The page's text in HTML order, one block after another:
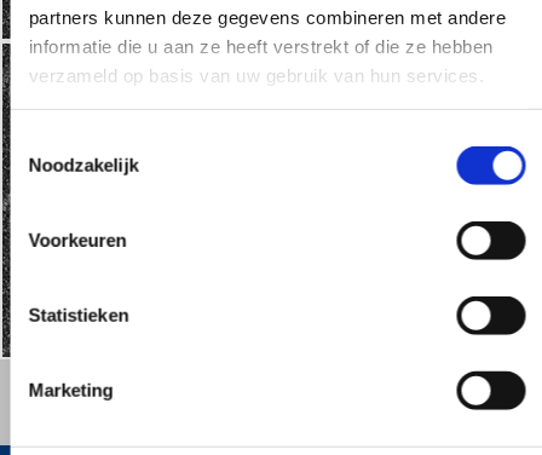
partners kunnen deze gegevens combineren met andere
informatie die u aan ze heeft verstrekt of die ze hebben
verzameld op basis van uw gebruik van hun services.
Toestemmingsselectie
Noodzakelijk
Voorkeuren
Statistieken
Marketing